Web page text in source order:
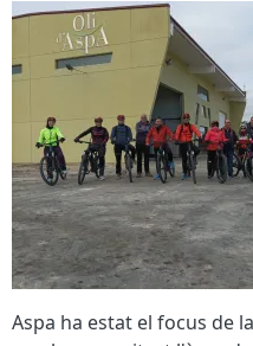
Aspa ha estat el focus de